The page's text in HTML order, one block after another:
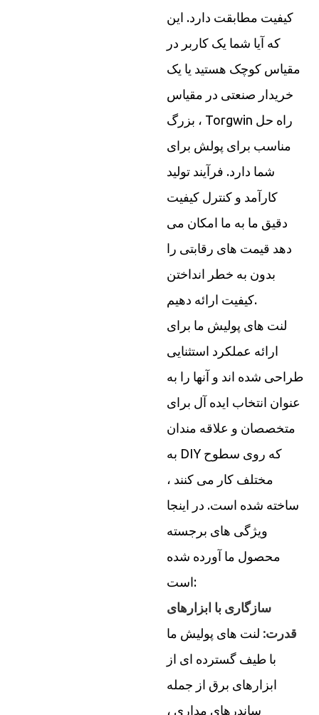
کیفیت مطابقت دارد. این
که آیا شما یک کاربر در
مقیاس کوچک هستید یا یک
خریدار صنعتی در مقیاس
بزرگ ، Torgwin راه حل
مناسب برای پولش برای
شما دارد. فرآیند تولید
کارآمد و کنترل کیفیت
دقیق ما به ما امکان می
دهد قیمت های رقابتی را
بدون به خطر انداختن
کیفیت ارائه دهیم.
لنت های پولیش ما برای
ارائه عملکرد استثنایی
طراحی شده اند و آنها را به
عنوان انتخاب ایده آل برای
متخصصان و علاقه مندان
به DIY که روی سطوح
مختلف کار می کنند ،
ساخته شده است. در اینجا
ویژگی های برجسته
محصول ما آورده شده
است:
سازگاری با ابزارهای
قدرت: لنت های پولیش ما
با طیف گسترده ای از
ابزارهای برق از جمله
ساندرهای مداری ،